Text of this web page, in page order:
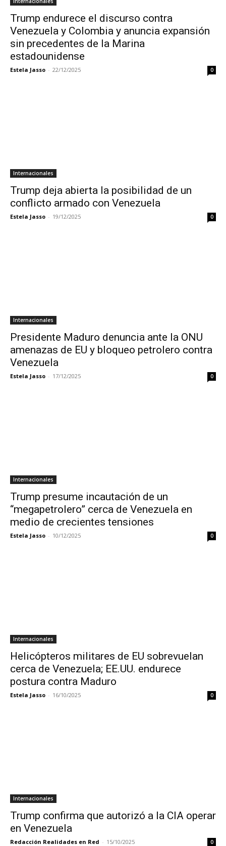
Trump endurece el discurso contra
Venezuela y Colombia y anuncia expansión
sin precedentes de la Marina
estadounidense
Estela Jasso - 22/12/2025 0
Internacionales
Trump deja abierta la posibilidad de un
conflicto armado con Venezuela
Estela Jasso - 19/12/2025 0
Internacionales
Presidente Maduro denuncia ante la ONU
amenazas de EU y bloqueo petrolero contra
Venezuela
Estela Jasso - 17/12/2025 0
Internacionales
Trump presume incautación de un
“megapetrolero” cerca de Venezuela en
medio de crecientes tensiones
Estela Jasso - 10/12/2025 0
Internacionales
Helicópteros militares de EU sobrevuelan
cerca de Venezuela; EE.UU. endurece
postura contra Maduro
Estela Jasso - 16/10/2025 0
Internacionales
Trump confirma que autorizó a la CIA operar
en Venezuela
Redacción Realidades en Red - 15/10/2025 0